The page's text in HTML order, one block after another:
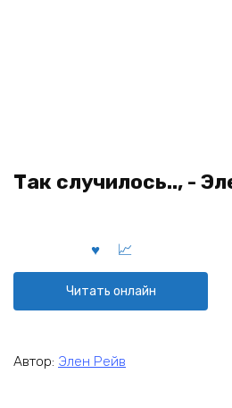
Так случилось.., -
Читать онлайн
Автор: Элен Рейв